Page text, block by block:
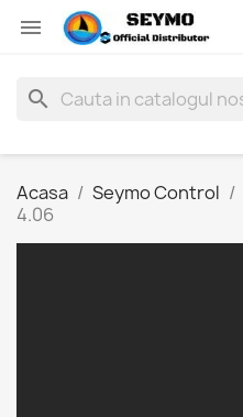

search
Acasa Seymo Control
4.06